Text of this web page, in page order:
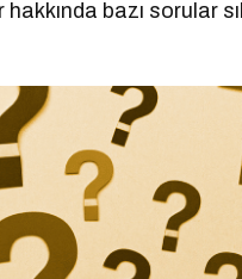
bazı sorular